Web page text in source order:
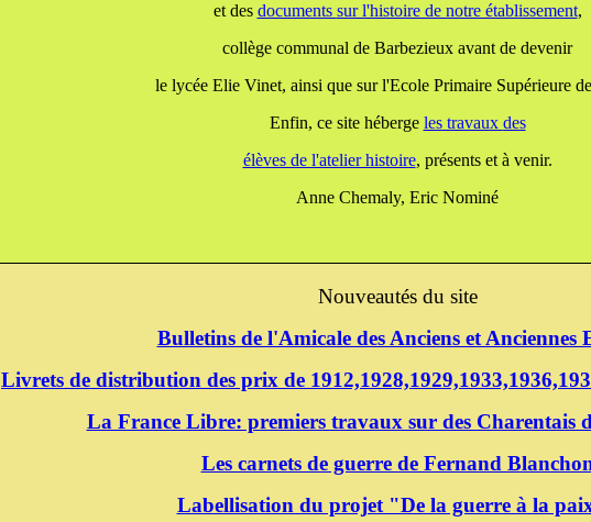
et des documents sur l'histoire de notre établissement,
collège communal de Barbezieux avant de devenir
le lycée Elie Vinet, ainsi que sur l'Ecole Primaire Supérieure
Enfin, ce site héberge les travaux des
élèves de l'atelier histoire, présents et à venir.
Anne Chemaly, Eric Nominé
Nouveautés du site
Bulletins de l'Amicale des Anciens et Anciennes
Livrets de distribution des prix de
La France Libre: premiers travaux sur des Charentais
Les carnets de guerre de Fernand
Labellisation du projet "De la guerre à la